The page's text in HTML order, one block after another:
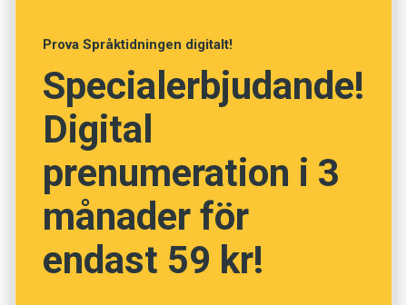
Varsel
Bidragsansökan
Tillämpning
Summering
Prova Språktidningen digitalt!
Specialerbjudande!
Digital
prenumeration i 3
månader för
endast 59 kr!